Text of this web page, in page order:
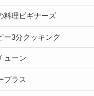
料理ビギナーズ
ー3分クッキング
ューン
プラス